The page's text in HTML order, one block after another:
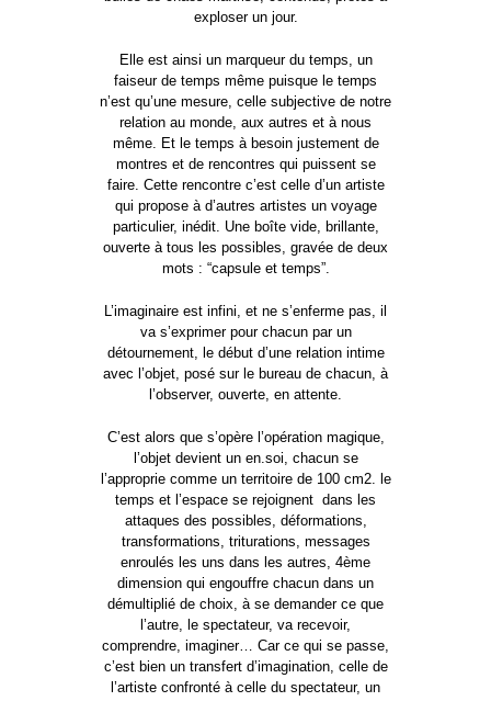
exploser un jour.
Elle est ainsi un marqueur du temps, un
faiseur de temps même puisque le temps
n’est qu’une mesure, celle subjective de notre
relation au monde, aux autres et à nous
même. Et le temps à besoin justement de
montres et de rencontres qui puissent se
faire. Cette rencontre c’est celle d’un artiste
qui propose à d’autres artistes un voyage
particulier, inédit. Une boîte vide, brillante,
ouverte à tous les possibles, gravée de deux
mots : “capsule et temps”.
L’imaginaire est infini, et ne s’enferme pas, il
va s’exprimer pour chacun par un
détournement, le début d’une relation intime
avec l’objet, posé sur le bureau de chacun, à
l’observer, ouverte, en attente.
C’est alors que s’opère l’opération magique,
l’objet devient un en.soi, chacun se
l’approprie comme un territoire de 100 cm2. le
temps et l’espace se rejoignent dans les
attaques des possibles, déformations,
transformations, triturations, messages
enroulés les uns dans les autres, 4ème
dimension qui engouffre chacun dans un
démultiplié de choix, à se demander ce que
l’autre, le spectateur, va recevoir,
comprendre, imaginer… Car ce qui se passe,
c’est bien un transfert d’imagination, celle de
l’artiste confronté à celle du spectateur, un